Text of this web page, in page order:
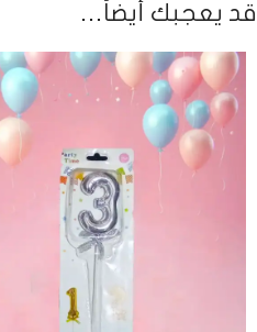
قد يعجبك أيضاً…